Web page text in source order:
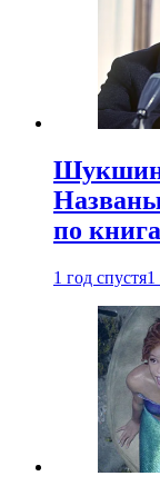
по
1 год спустя1